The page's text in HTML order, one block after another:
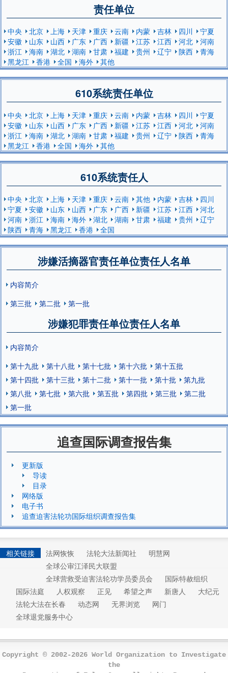
责任单位
中央 北京 上海 天津 重庆 云南 内蒙 吉林 四川
宁夏
安徽
山东 山西 广东 广西 新疆 江苏 江西 河北
河南
浙江
海南 湖北 湖南 甘肃 福建 贵州 辽宁 陕西
青海
黑龙江
香港 全国 海外 其他
610系统责任单位
中央 北京 上海 天津 重庆 云南 内蒙 吉林 四川
宁夏
安徽
山东 山西 广东 广西 新疆 江苏 江西 河北
河南
浙江
海南 湖北 湖南 甘肃 福建 贵州 辽宁 陕西
青海
黑龙江
香港 全国 海外 其他
610系统责任人
中央 北京 上海 天津 重庆 云南 其他 内蒙 吉林
四川
宁夏
安徽 山东 山西 广东 广西 新疆 江苏 江西
河北
河南
浙江 海南 海外 湖北 湖南 甘肃 福建 贵州
辽宁
陕西
青海 黑龙江 香港 全国
涉嫌活摘器官责任单位责任人名单
内容简介
第三批
第二批 第一批
涉嫌犯罪责任单位责任人名单
内容简介
第十九批
第十八批 第十七批 第十六批
第十五批
第十四批
第十三批 第十二批 第十一批 第十批
第九批
第八批
第七批 第六批 第五批 第四批 第三批
第二批
第一批
追查国际调查报告集
更新版
导读
目录
网络版
电子书
追查迫害法轮功国际组织调查报告集
相关链接 法网恢恢 法轮大法新闻社
明慧网
全球公审江泽民大联盟
全球营救受迫害法轮功学员委员会
国际特赦组织
国际法庭
人权观察 正见 希望之声 新唐人
大纪元
法轮大法在长春
动态网 无界浏览
网门
全球退党服务中心
Copyright © 2002-2026 World Organization to Investigate
the